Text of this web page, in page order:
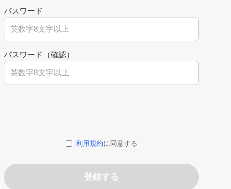
パスワード
パスワード（確認）
利用規約に同意する